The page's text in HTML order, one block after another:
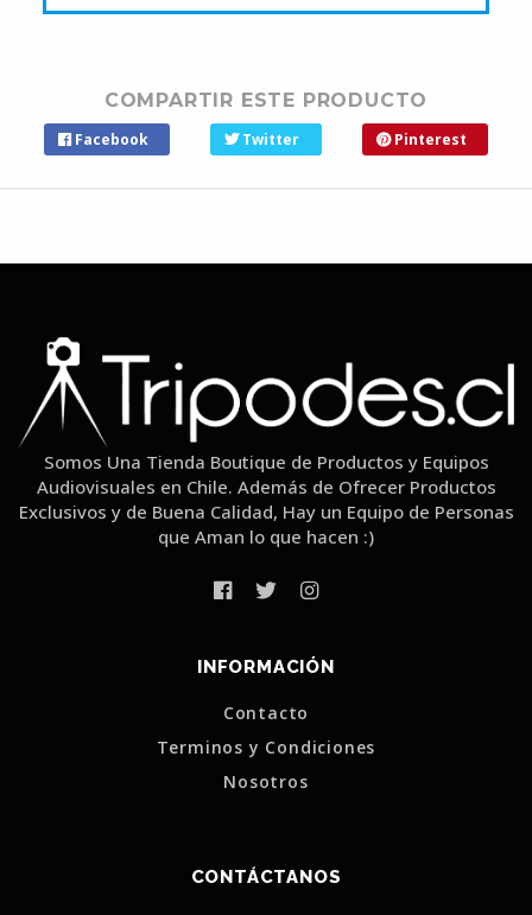
COMPARTIR ESTE PRODUCTO
Facebook Twitter Pinterest
Somos Una Tienda Boutique de Productos y Equipos
Audiovisuales en Chile. Además de Ofrecer Productos
Exclusivos y de Buena Calidad, Hay un Equipo de Personas
que Aman lo que hacen :)
INFORMACIÓN
Contacto
Terminos y Condiciones
Nosotros
CONTÁCTANOS